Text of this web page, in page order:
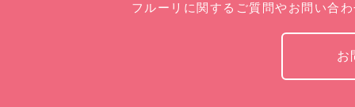
フルーリに関するご質問やお問い合
お